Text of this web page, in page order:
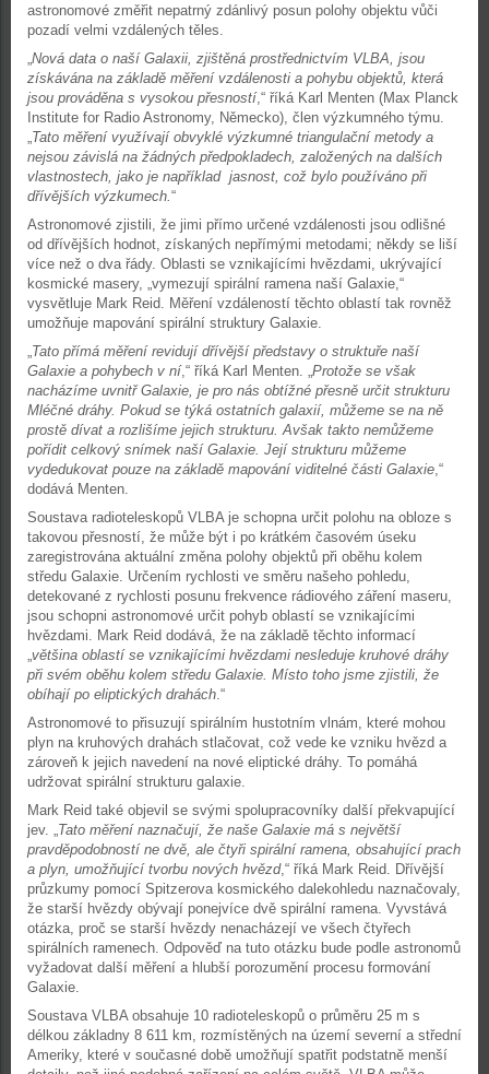
astronomové změřit nepatrný zdánlivý posun polohy objektu vůči
pozadí velmi vzdálených těles.
„Nová data o naší Galaxii, zjištěná prostřednictvím VLBA, jsou
získávána na základě měření vzdálenosti a pohybu objektů, která
jsou prováděna s vysokou přesností,“ říká Karl Menten (Max Planck
Institute for Radio Astronomy, Německo), člen výzkumného týmu.
„Tato měření využívají obvyklé výzkumné triangulační metody a
nejsou závislá na žádných předpokladech, založených na dalších
vlastnostech, jako je například jasnost, což bylo používáno při
dřívějších výzkumech.“
Astronomové zjistili, že jimi přímo určené vzdálenosti jsou odlišné
od dřívějších hodnot, získaných nepřímými metodami; někdy se liší
více než o dva řády. Oblasti se vznikajícími hvězdami, ukrývající
kosmické masery, „vymezují spirální ramena naší Galaxie,“
vysvětluje Mark Reid. Měření vzdáleností těchto oblastí tak rovněž
umožňuje mapování spirální struktury Galaxie.
„Tato přímá měření revidují dřívější představy o struktuře naší
Galaxie a pohybech v ní,“ říká Karl Menten. „Protože se však
nacházíme uvnitř Galaxie, je pro nás obtížné přesně určit strukturu
Mléčné dráhy. Pokud se týká ostatních galaxií, můžeme se na ně
prostě dívat a rozlišíme jejich strukturu. Avšak takto nemůžeme
pořídit celkový snímek naší Galaxie. Její strukturu můžeme
vydedukovat pouze na základě mapování viditelné části Galaxie,“
dodává Menten.
Soustava radioteleskopů VLBA je schopna určit polohu na obloze s
takovou přesností, že může být i po krátkém časovém úseku
zaregistrována aktuální změna polohy objektů při oběhu kolem
středu Galaxie. Určením rychlosti ve směru našeho pohledu,
detekované z rychlosti posunu frekvence rádiového záření maseru,
jsou schopni astronomové určit pohyb oblastí se vznikajícími
hvězdami. Mark Reid dodává, že na základě těchto informací
„většina oblastí se vznikajícími hvězdami nesleduje kruhové dráhy
při svém oběhu kolem středu Galaxie. Místo toho jsme zjistili, že
obíhají po eliptických drahách.“
Astronomové to přisuzují spirálním hustotním vlnám, které mohou
plyn na kruhových drahách stlačovat, což vede ke vzniku hvězd a
zároveň k jejich navedení na nové eliptické dráhy. To pomáhá
udržovat spirální strukturu galaxie.
Mark Reid také objevil se svými spolupracovníky další překvapující
jev. „Tato měření naznačují, že naše Galaxie má s největší
pravděpodobností ne dvě, ale čtyři spirální ramena, obsahující prach
a plyn, umožňující tvorbu nových hvězd,“ říká Mark Reid. Dřívější
průzkumy pomocí Spitzerova kosmického dalekohledu naznačovaly,
že starší hvězdy obývají ponejvíce dvě spirální ramena. Vyvstává
otázka, proč se starší hvězdy nenacházejí ve všech čtyřech
spirálních ramenech. Odpověď na tuto otázku bude podle astronomů
vyžadovat další měření a hlubší porozumění procesu formování
Galaxie.
Soustava VLBA obsahuje 10 radioteleskopů o průměru 25 m s
délkou základny 8 611 km, rozmístěných na území severní a střední
Ameriky, které v současné době umožňují spatřit podstatně menší